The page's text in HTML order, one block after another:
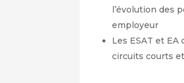
l’évolution des
employeur
Les ESAT et
circuits courts